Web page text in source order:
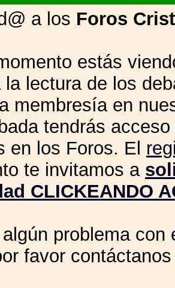
a los Foros
estás
la lectura de los
membresía en
tendrás
en los Foros. El
te invitamos a
CLICKEANDO
problema
favor